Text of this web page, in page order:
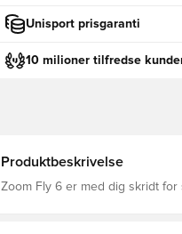
Unisport prisgaranti
10 milioner tilfredse
Produktbeskrivelse
Zoom Fly 6 er med dig skridt